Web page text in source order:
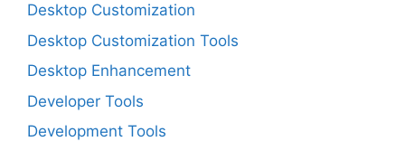
Desktop Customization
Desktop Customization Tools
Desktop Enhancement
Developer Tools
Development Tools